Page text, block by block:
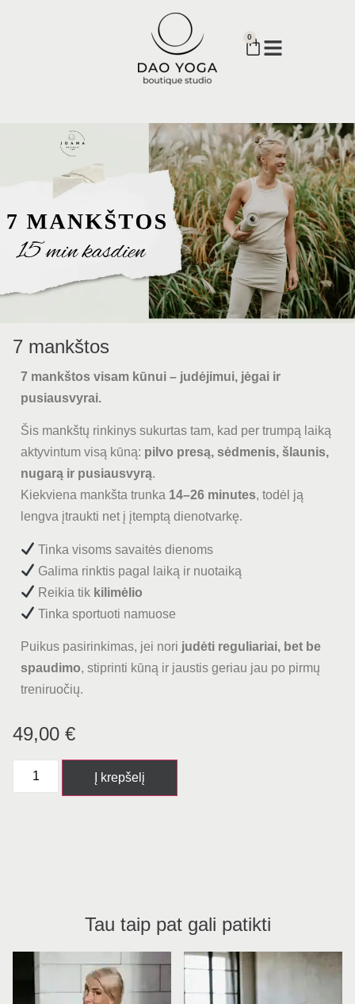
0
7 mankštos
7 mankštos visam kūnui – judėjimui, jėgai ir
pusiausvyrai.
Šis mankštų rinkinys sukurtas tam, kad per trumpą laiką
aktyvintum visą kūną: pilvo presą, sėdmenis, šlaunis,
nugarą ir pusiausvyrą.
Kiekviena mankšta trunka 14–26 minutes, todėl ją
lengva įtraukti net į įtemptą dienotvarkę.
Tinka visoms savaitės dienoms
Galima rinktis pagal laiką ir nuotaiką
Reikia tik kilimėlio
Tinka sportuoti namuose
Puikus pasirinkimas, jei nori judėti reguliariai, bet be
spaudimo, stiprinti kūną ir jaustis geriau jau po pirmų
treniruočių.
49,00 €
Į krepšelį
Tau taip pat gali patikti